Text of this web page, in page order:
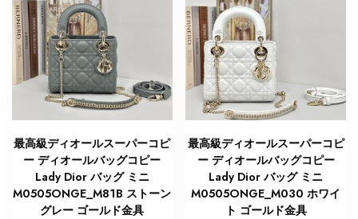
最高級ディオールスーパーコピ
ー ディオールバッグコピー
Lady Dior バッグ ミニ
M0505ONGE_M81B ストーン
グレー ゴールド金具
最高級ディオールスーパーコピ
ー ディオールバッグコピー
Lady Dior バッグ ミニ
M0505ONGE_M030 ホワイ
ト ゴールド金具